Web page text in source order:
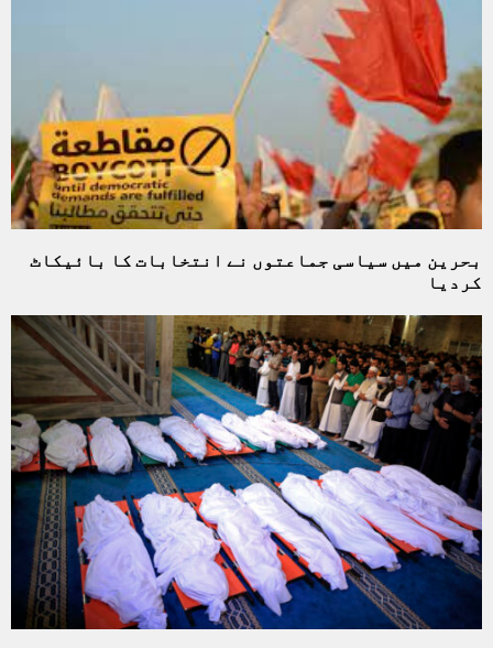
بحرین میں سیاسی جماعتوں نے انتخابات کا بائیکاٹ
کردیا